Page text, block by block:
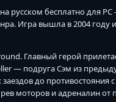
русском бесплатно для
Игра вышла в 2004 году
Главный герой
— подруга Сэм из
до противостояния
моторов и адреналин от